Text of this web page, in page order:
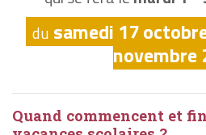
du samedi 17
novembre
Quand commencent et